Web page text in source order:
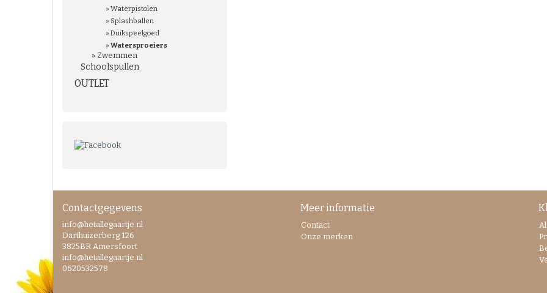
» Waterpistolen
» Splashballen
» Duikspeelgoed
» Watersproeiers
» Zwemmen
Schoolspullen
OUTLET
Contactgegevens
info@hetallegaartje.nl
Darthuizerberg 126
3825BR Amersfoort
info@hetallegaartje.nl
0620532578
Meer informatie
Contact
Onze merken